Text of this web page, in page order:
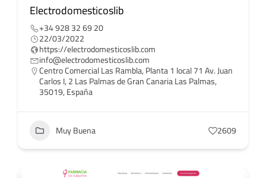
Electrodomesticoslib
+34 928 32 69 20
22/03/2022
https://electrodomesticoslib.com
info@electrodomesticoslib.com
Centro Comercial Las Rambla, Planta 1 local 71 Av. Juan
Carlos I, 2 Las Palmas de Gran Canaria Las Palmas,
35019, España
Muy Buena 2609